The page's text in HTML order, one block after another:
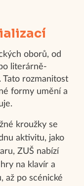
oborů, od
literárně-
rozmanitost
formy umění a
kroužky se
aktivitu, jako
ZUŠ nabízí
na klavír a
až po scénické